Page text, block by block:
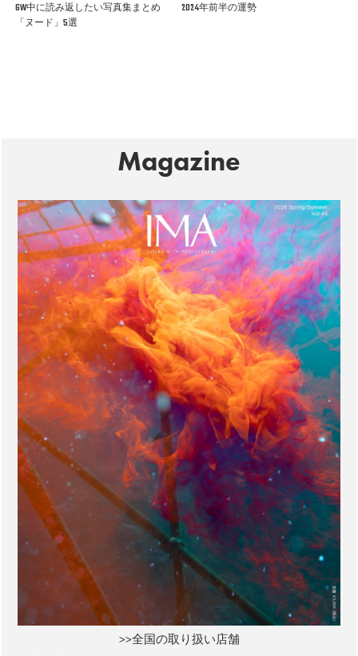
GW中に読み返したい写真集まとめ
「ヌード」5選
2024年前半の運勢
Magazine
>>全国の取り扱い店舗